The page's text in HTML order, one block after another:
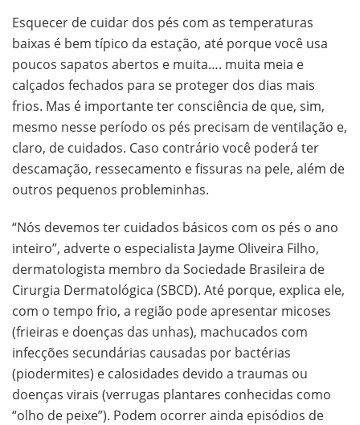
Esquecer de cuidar dos pés com as temperaturas
baixas é bem típico da estação, até porque você usa
poucos sapatos abertos e muita…. muita meia e
calçados fechados para se proteger dos dias mais
frios. Mas é importante ter consciência de que, sim,
mesmo nesse período os pés precisam de ventilação e,
claro, de cuidados. Caso contrário você poderá ter
descamação, ressecamento e fissuras na pele, além de
outros pequenos probleminhas.
“Nós devemos ter cuidados básicos com os pés o ano
inteiro”, adverte o especialista Jayme Oliveira Filho,
dermatologista membro da Sociedade Brasileira de
Cirurgia Dermatológica (SBCD). Até porque, explica ele,
com o tempo frio, a região pode apresentar micoses
(frieiras e doenças das unhas), machucados com
infecções secundárias causadas por bactérias
(piodermites) e calosidades devido a traumas ou
doenças virais (verrugas plantares conhecidas como
“olho de peixe”). Podem ocorrer ainda episódios de